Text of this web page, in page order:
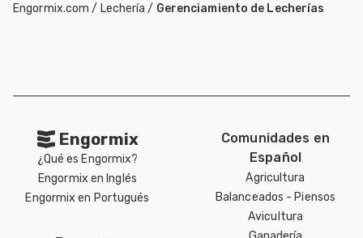
Engormix.com / Lechería / Gerenciamiento de Lecherías
Engormix
¿Qué es Engormix?
Engormix en Inglés
Engormix en Portugués
Comunidades en
Español
Agricultura
Balanceados - Piensos
Avicultura